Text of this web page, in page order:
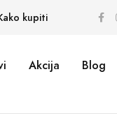
kupiti
Akcija Blog